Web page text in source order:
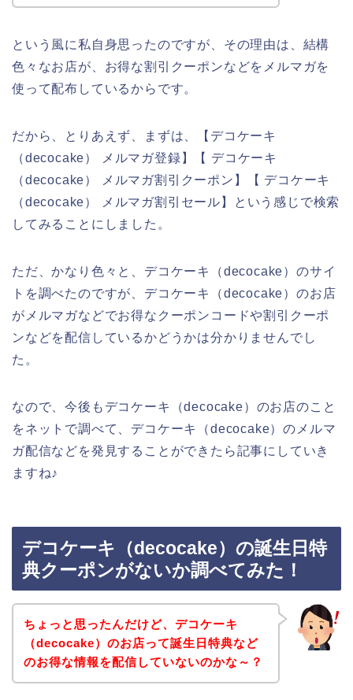
という風に私自身思ったのですが、その理由は、結構
色々なお店が、お得な割引クーポンなどをメルマガを
使って配布しているからです。
だから、とりあえず、まずは、【デコケーキ
（decocake） メルマガ登録】【 デコケーキ
（decocake） メルマガ割引クーポン】【 デコケーキ
（decocake） メルマガ割引セール】という感じで検索
してみることにしました。
ただ、かなり色々と、デコケーキ（decocake）のサイ
トを調べたのですが、デコケーキ（decocake）のお店
がメルマガなどでお得なクーポンコードや割引クーポ
ンなどを配信しているかどうかは分かりませんでし
た。
なので、今後もデコケーキ（decocake）のお店のこと
をネットで調べて、デコケーキ（decocake）のメルマ
ガ配信などを発見することができたら記事にしていき
ますね♪
デコケーキ（decocake）の誕生日特
典クーポンがないか調べてみた！
ちょっと思ったんだけど、デコケーキ
（decocake）のお店って誕生日特典など
のお得な情報を配信していないのかな～？